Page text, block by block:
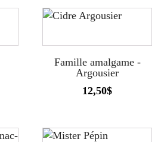
Famille amalgame -
Argousier
12,50$